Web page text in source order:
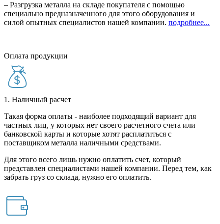
– Разгрузка металла на складе покупателя с помощью
специально предназначенного для этого оборудования и
силой опытных специалистов нашей компании. подробнее...
Оплата продукции
1. Наличный расчет
Такая форма оплаты - наиболее подходящий вариант для
частных лиц, у которых нет своего расчетного счета или
банковской карты и которые хотят расплатиться с
поставщиком металла наличными средствами.
Для этого всего лишь нужно оплатить счет, который
представлен специалистами нашей компании. Перед тем, как
забрать груз со склада, нужно его оплатить.